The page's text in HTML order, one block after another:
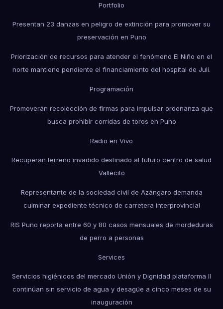
Portfolio
Presentan 23 danzas en peligro de extinción para promover su
preservación en Puno
Priorización de recursos para atender el fenómeno El Niño en el
norte mantiene pendiente el financiamiento del hospital de Juli.
Programación
Promoverán recolección de firmas para impulsar ordenanza que
busca prohibir corridas de toros en Puno
Radio en Vivo
Recuperan terreno invadido destinado al futuro centro de salud
Vallecito
Representante de la sociedad civil de Azángaro demanda
culminar expediente técnico de carretera interprovincial
RIS Puno reporta entre 60 y 80 casos mensuales de mordeduras
de perro a personas
Services
Servicios higiénicos del mercado Unión y Dignidad plataforma II
continúan sin servicio de agua y desagüe a cinco meses de su
inauguración